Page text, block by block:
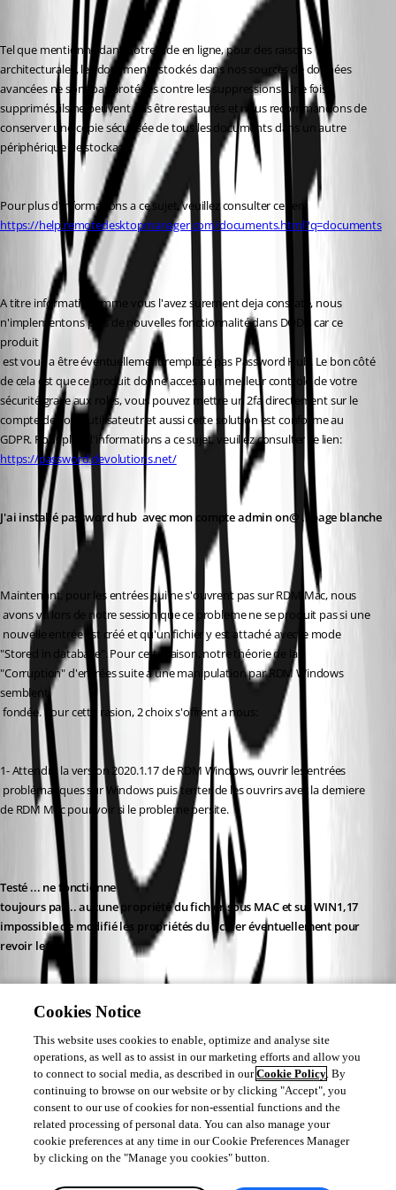
Tel que mentionné dans notre aide en ligne, pour des raisons
architecturales, les documents stockés dans nos sources de données
avancées ne sont pas protégés contre les suppressions. Une fois
supprimés, ils ne peuvent pas être restaurés et nous recommandons de
conserver une copie sécurisée de tous les documents dans un autre
périphérique de stockage.
Pour plus d'informations a ce sujet, veuillez consulter ce lien:
https://help.remotedesktopmanager.com/documents.html?q=documents
A titre informatif, comme vous l'avez surement deja constaté, nous
n'implementons plus de nouvelles fonctionnalité dans DODB car ce
produit
est voué a être éventuellement remplacé pas Password Hub. Le bon côté
de cela est que ce produit donne acces a un meilleur controle de votre
sécurité grace aux roles, vous pouvez mettre un 2fa directement sur le
compte de votre utilisateutr et aussi cette solution est conforme au
GDPR. Pour plus d'informations a ce sujet, veuillez consulter ce lien:
https://password.devolutions.net/
J'ai installé password hub  avec mon compte admin on@ .. page blanche
Maintenant, pour les entrées qui ne s'ouvrent pas sur RDM Mac, nous
avons vu lors de notre session que ce probleme ne se produit pas si une
nouvelle entrée est créé et qu'un fichier y est attaché avec le mode
"Stored in database". Pour cette raison, notre théorie de la
"Corruption" d'entrées suite a une manipulation par RDM Windows
semblent
fondée. Pour cette rasion, 2 choix s'offrent a nous:
1- Attendre la version 2020.1.17 de RDM Windows, ouvrir les entrées
problématiques sur Windows puis tenter de les ouvrirs avec la derniere
de RDM Mac pour voir si le probleme persite.
Testé ... ne fonctionne
toujours pas .. aucune propriété du fichier sous MAC et sur WIN1,17
impossible de modifié les propriétés du fichier éventuellement pour
revoir le lien
2- Recréer les entrées manuellement pour que ces fichiers soient
exporter tout vos documents de RDM Windows 2019.1.41 a l'aide de
l'option "Export All Documents" sous File -> Export.
Je tente ...mais nous perdons beaucoup de temps avec votre produit !!!
Cookies Notice
This website uses cookies to enable, optimize and analyse site
operations, as well as to assist in our marketing efforts and allow you
to connect to social media, as described in ourCookie Policy. By
continuing to browse on our website or by clicking "Accept", you
consent to our use of cookies for non-essential functions and the
related processing of personal data. You can also manage your
cookie preferences at any time in our Cookie Preferences Manager
by clicking on the "Manage you cookies" button.